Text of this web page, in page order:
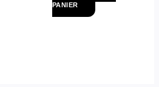
PANIER